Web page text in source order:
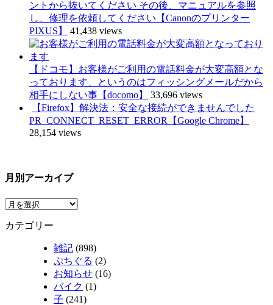
ントから抜いてください その後、マニュアルを参照
し、修理を依頼してください【Canonのプリンター
PIXUS】
41,438 views
【ドコモ】お客様がご利用の電話料金が大変高額とな
っております、というのはフィッシングメールだから
相手にしない事【docomo】
33,696 views
【Firefox】解決法：安全な接続ができませんでした
PR_CONNECT_RESET_ERROR【Google Chrome】
28,154 views
月別アーカイブ
カテゴリー
雑記 (898)
ぷちぐる (2)
お知らせ (16)
バイク (1)
子 (241)